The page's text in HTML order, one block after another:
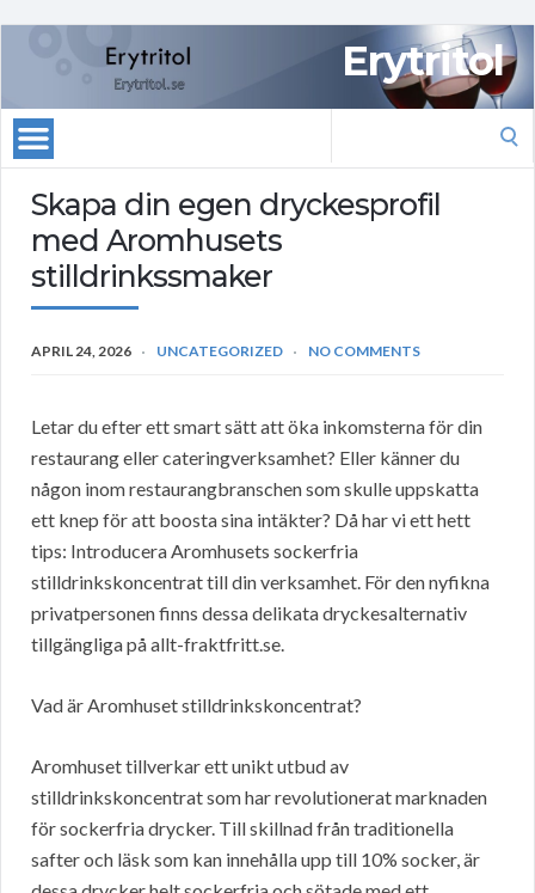
Erytritol
Skapa din egen dryckesprofil
med Aromhusets
stilldrinkssmaker
APRIL 24, 2026 UNCATEGORIZED NO COMMENTS
Letar du efter ett smart sätt att öka inkomsterna för din
restaurang eller cateringverksamhet? Eller känner du
någon inom restaurangbranschen som skulle uppskatta
ett knep för att boosta sina intäkter? Då har vi ett hett
tips: Introducera Aromhusets sockerfria
stilldrinkskoncentrat till din verksamhet. För den nyfikna
privatpersonen finns dessa delikata dryckesalternativ
tillgängliga på allt-fraktfritt.se.
Vad är Aromhuset stilldrinkskoncentrat?
Aromhuset tillverkar ett unikt utbud av
stilldrinkskoncentrat som har revolutionerat marknaden
för sockerfria drycker. Till skillnad från traditionella
safter och läsk som kan innehålla upp till 10% socker, är